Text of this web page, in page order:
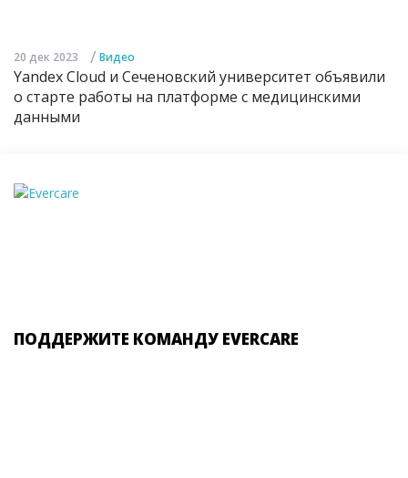
20 дек 2023 / Видео
Yandex Cloud и Сеченовский университет объявили
о старте работы на платформе с медицинскими
данными
ПОДДЕРЖИТЕ КОМАНДУ EVERCARE